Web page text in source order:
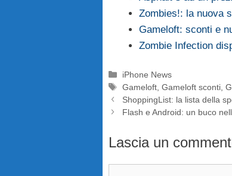
Zombies!: la nuova
Gameloft: sconti e
Zombie Infection
Categorie
iPhone News
Tag
Gameloft ,Gameloft sconti ,
ShoppingList: la lista della
Flash e Android: un buco
Lascia un